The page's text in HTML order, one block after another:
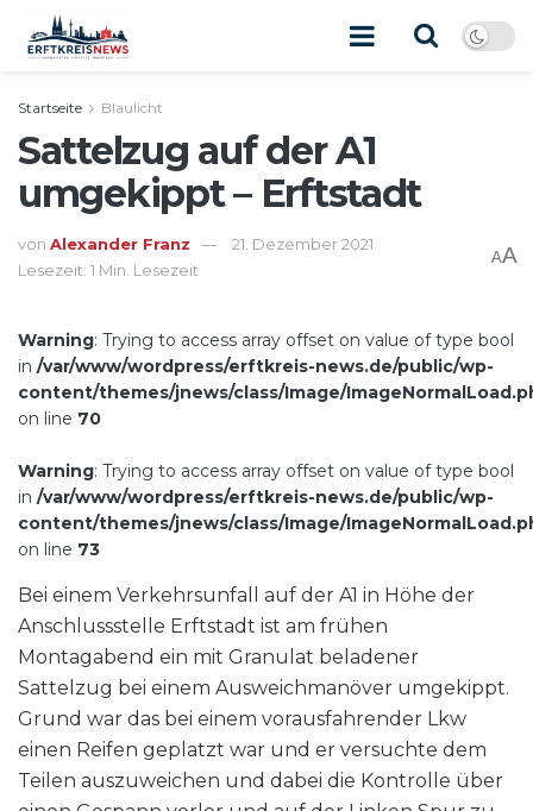
Startseite Blaulicht
Sattelzug auf der A1
umgekippt – Erftstadt
von Alexander Franz
21. Dezember 2021
Lesezeit: 1 Min. Lesezeit
AA
Warning: Trying to access array offset on value of type bool
in /var/www/wordpress/erftkreis-news.de/public/wp-
content/themes/jnews/class/Image/
on line 70
Warning: Trying to access array offset on value of type bool
in /var/www/wordpress/erftkreis-news.de/public/wp-
content/themes/jnews/class/Image/
on line 73
Bei einem Verkehrsunfall auf der A1 in Höhe der
Anschlussstelle Erftstadt ist am frühen
Montagabend ein mit Granulat beladener
Sattelzug bei einem Ausweichmanöver umgekippt.
Grund war das bei einem vorausfahrender Lkw
einen Reifen geplatzt war und er versuchte dem
Teilen auszuweichen und dabei die Kontrolle über